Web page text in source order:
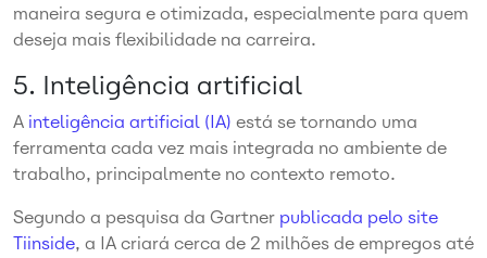
maneira segura e otimizada, especialmente para quem
deseja mais flexibilidade na carreira.
5. Inteligência artificial
A inteligência artificial (IA) está se tornando uma
ferramenta cada vez mais integrada no ambiente de
trabalho, principalmente no contexto remoto.
Segundo a pesquisa da Gartner publicada pelo site
Tiinside, a IA criará cerca de 2 milhões de empregos até